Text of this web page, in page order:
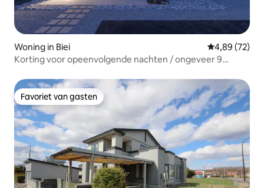
Woning in Biei Gemiddelde
4,89 (72)
Korting voor opeenvolgende nachten / ongeveer 9
monotoon als basis / BBQ beschikbaar (regels) / Maximaal
8 personen [Biei]
Favoriet van gasten
Favoriet van gasten